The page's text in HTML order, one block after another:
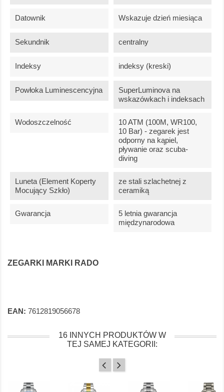
Datownik Wskazuje dzień miesiąca
Sekundnik centralny
Indeksy indeksy (kreski)
Powłoka Luminescencyjna
SuperLuminova na
wskazówkach i indeksach
Wodoszczelność
10 ATM (100M, WR100,
10 Bar) - zegarek jest
odporny na kąpiel,
pływanie oraz scuba-
diving
Luneta (element Koperty
Mocujący Szkło)
ze stali szlachetnej z
ceramiką
Gwarancja
5 letnia gwarancja
międzynarodowa
ZEGARKI MARKI RADO
EAN: 7612819056678
16 INNYCH PRODUKTÓW W
TEJ SAMEJ KATEGORII: